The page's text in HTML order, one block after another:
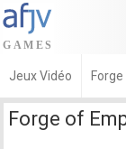
Jeux Vidéo
Forge of